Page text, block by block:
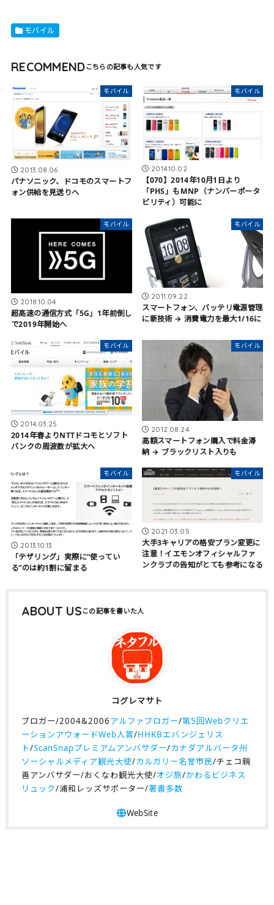
モバイル
RECOMMEND
モバイル
2013.08.06
パナソニック、ドコモのスマートフ
ォン供給を見送りへ
モバイル
2014.10.02
【070】2014年10月1日より
「PHS」もMNP（ナンバーポータ
ビリティ）可能に
モバイル
2018.10.04
超高速の通信方式「5G」1年前倒し
で2019年開始へ
モバイル
2011.09.22
スマートフォン、バッテリ電源管理
に新技術 → 消費電力を最大1/16に
モバイル
2014.03.25
2014年春よりNTTドコモとソフト
バンクの周波数が拡大へ
モバイル
2012.08.24
高額スマートフォン購入で料金滞
納 → ブラックリスト入りも
モバイル
2013.10.13
「テザリング」実際に“使ってい
る”のは約1割に留まる
モバイル
2021.03.05
大手3キャリアの格安プラン変更に
注意！イエモンオフィシャルファ
ンクラブの告知がとても参考になる
ABOUT US
コグレマサト
ブロガー/2004&2006アルファブロガー/第5回Webクリエ
ーションアウォードWeb人賞/HHKBエバンジェリス
ト/ScanSnapプレミアムアンバサダー/カナダアルバータ州
ソーシャルメディア観光大使/カルガリー名誉市民/チェコ親
善アンバサダー/おくなわ観光大使/オジ旅/かわるビジネス
リュック/浦和レッズサポーター/著書多数